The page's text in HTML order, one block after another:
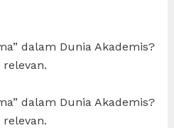
dalam Dunia Akademis?
dalam Dunia Akademis?